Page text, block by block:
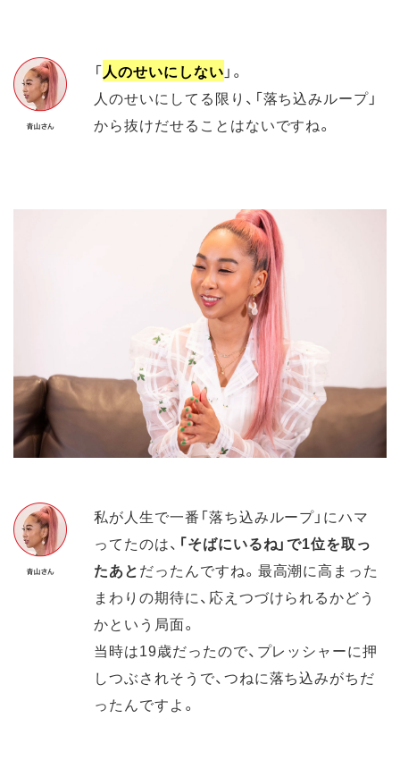
「人のせいにしない 」。
人のせいにしてる限り、「落ち込みループ」
から抜けだせることはないですね。
私が人生で一番「落ち込みループ」にハマ
ってたのは、 「そばにいるね」で1位を取っ
たあとだったんですね。最高潮に高まった
まわりの期待に、応えつづけられるかどう
かという局面。
当時は19歳だったので、プレッシャーに押
しつぶされそうで、つねに落ち込みがちだ
ったんですよ。